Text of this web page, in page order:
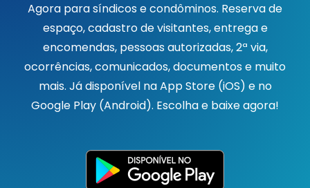
Agora para síndicos e condôminos. Reserva de
espaço, cadastro de visitantes, entrega e
encomendas, pessoas autorizadas, 2ª via,
ocorrências, comunicados, documentos e muito
mais. Já disponível na App Store (iOS) e no
Google Play (Android). Escolha e baixe agora!